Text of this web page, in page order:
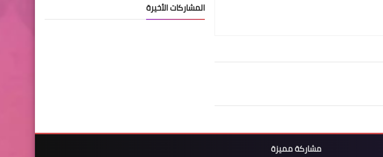
المشاركات الأخيرة
مشاركة مميزة